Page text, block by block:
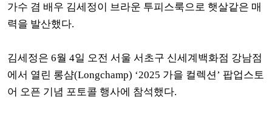
가수 겸 배우 김세정이 브라운 투피스룩으로 햇살같은 매
력을 발산했다.
김세정은 6월 4일 오전 서울 서초구 신세계백화점 강남점
에서 열린 롱샴(Longchamp) ‘2025 가을 컬렉션’ 팝업스토
어 오픈 기념 포토콜 행사에 참석했다.